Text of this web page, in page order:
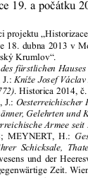
19. a počátku
projektu
18. dubna 2013 v
Krumlov“.
fürstlichen
J.: Kníže Josef
. Historica 2014,
J.: Oesterreichischer
Gelehrten und
Armee
MEYNERT,  H.:
Schicksale,
und der
Zeit.